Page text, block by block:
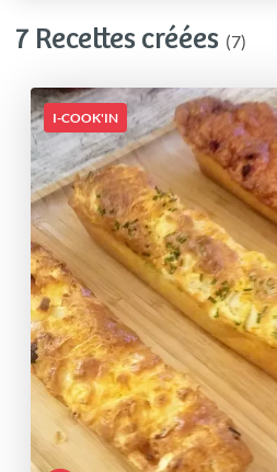
7 Recettes créées (7)
I-COOK'IN